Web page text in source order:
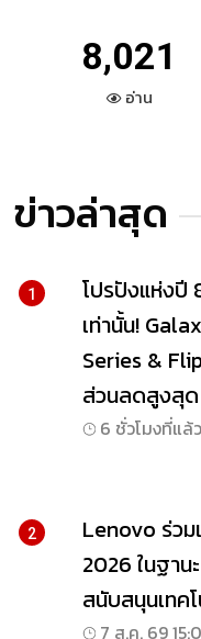
8,021
อ่าน
ข่าวล่าสุด
1
โปรปังแห่งปี
เท่านั้น!
Series &
ส่วนลดสูงสุ
6 ชั่วโมงที่แล้ว
2
Lenovo ร่ว
2026 ในฐา
สนับสนุนเทค
7 ส.ค. 69